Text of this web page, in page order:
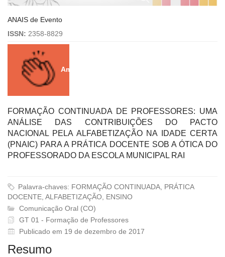
ANAIS de Evento
ISSN: 2358-8829
Amei!
FORMAÇÃO CONTINUADA DE PROFESSORES: UMA
ANÁLISE DAS CONTRIBUIÇÕES DO PACTO
NACIONAL PELA ALFABETIZAÇÃO NA IDADE CERTA
(PNAIC) PARA A PRÁTICA DOCENTE SOB A ÓTICA DO
PROFESSORADO DA ESCOLA MUNICIPAL RAI
Palavra-chaves: FORMAÇÃO CONTINUADA, PRÁTICA
DOCENTE, ALFABETIZAÇÃO, ENSINO
Comunicação Oral (CO)
GT 01 - Formação de Professores
Publicado em 19 de dezembro de 2017
Resumo